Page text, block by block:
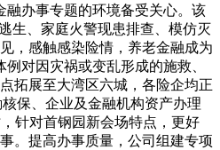
融办事专题的环境备受关心。该
生、家庭火警现患排查、模仿灭
，感触感染险情，养老金融成为
对因灾祸或变乱形成的施救、
拓展至大湾区六城，各险企均正
保、企业及金融机构资产办理
针对首钢园新会场特点，更好
。提高办事质量，公司组建专项